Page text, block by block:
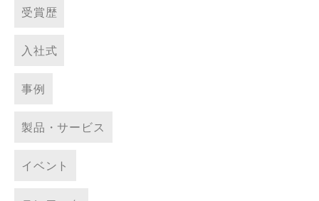
受賞歴
入社式
事例
製品・サービス
イベント